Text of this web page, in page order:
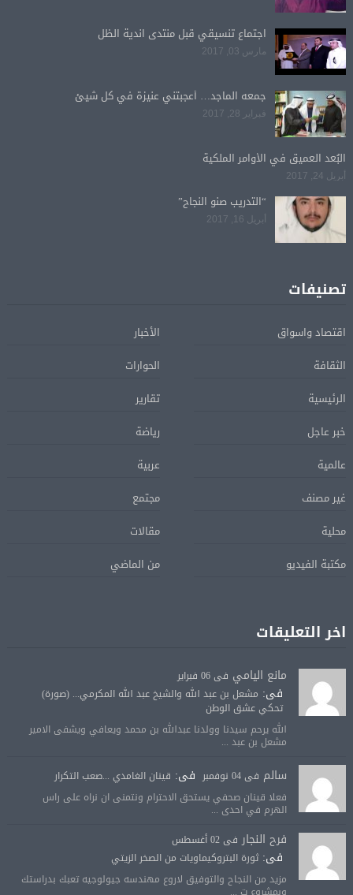
اجتماع تنسيقي قبل منتدى اندية الظل
مارس 03, 2017
جمعه الماجد… أعجبتني عنيزة في كل شيئ
فبراير 28, 2017
البُعد العميق في الأوامر الملكية
أبريل 24, 2017
“التدريب صنو النجاح”
أبريل 16, 2017
تصنيفات
اقتصاد واسواق
الأخبار
الثقافة
الحوارات
الرئيسية
تقارير
خبر عاجل
رياضة
عالمية
عربية
غير مصنف
مجتمع
محلية
مقالات
مكتبة الفيديو
من الماضي
اخر التعليقات
مانع اليامي فى 06 فبراير
فى: مشعل بن عبد الله والشيخ عبد الله المكرمي... (صورة)
تحكي عشق الوطن
الله يرحم سيدنا وولدنا عبدالله بن محمد ويعافي ويشفى الامير
مشعل بن عبد ...
سالم فى 04 نوفمبر فى: قينان الغامدي ...صعب التكرار
فعلا قينان صحفي يستحق الاحترام ونتمنى ان نراه على راس
الهرم في احدى ...
فرح النجار فى 02 أغسطس
فى:ثورة البتروكيماويات من الصخر الزيتي
مزيد من النجاح والتوفيق لاروع مهندسه جيولوجيه تعبك بدراستك